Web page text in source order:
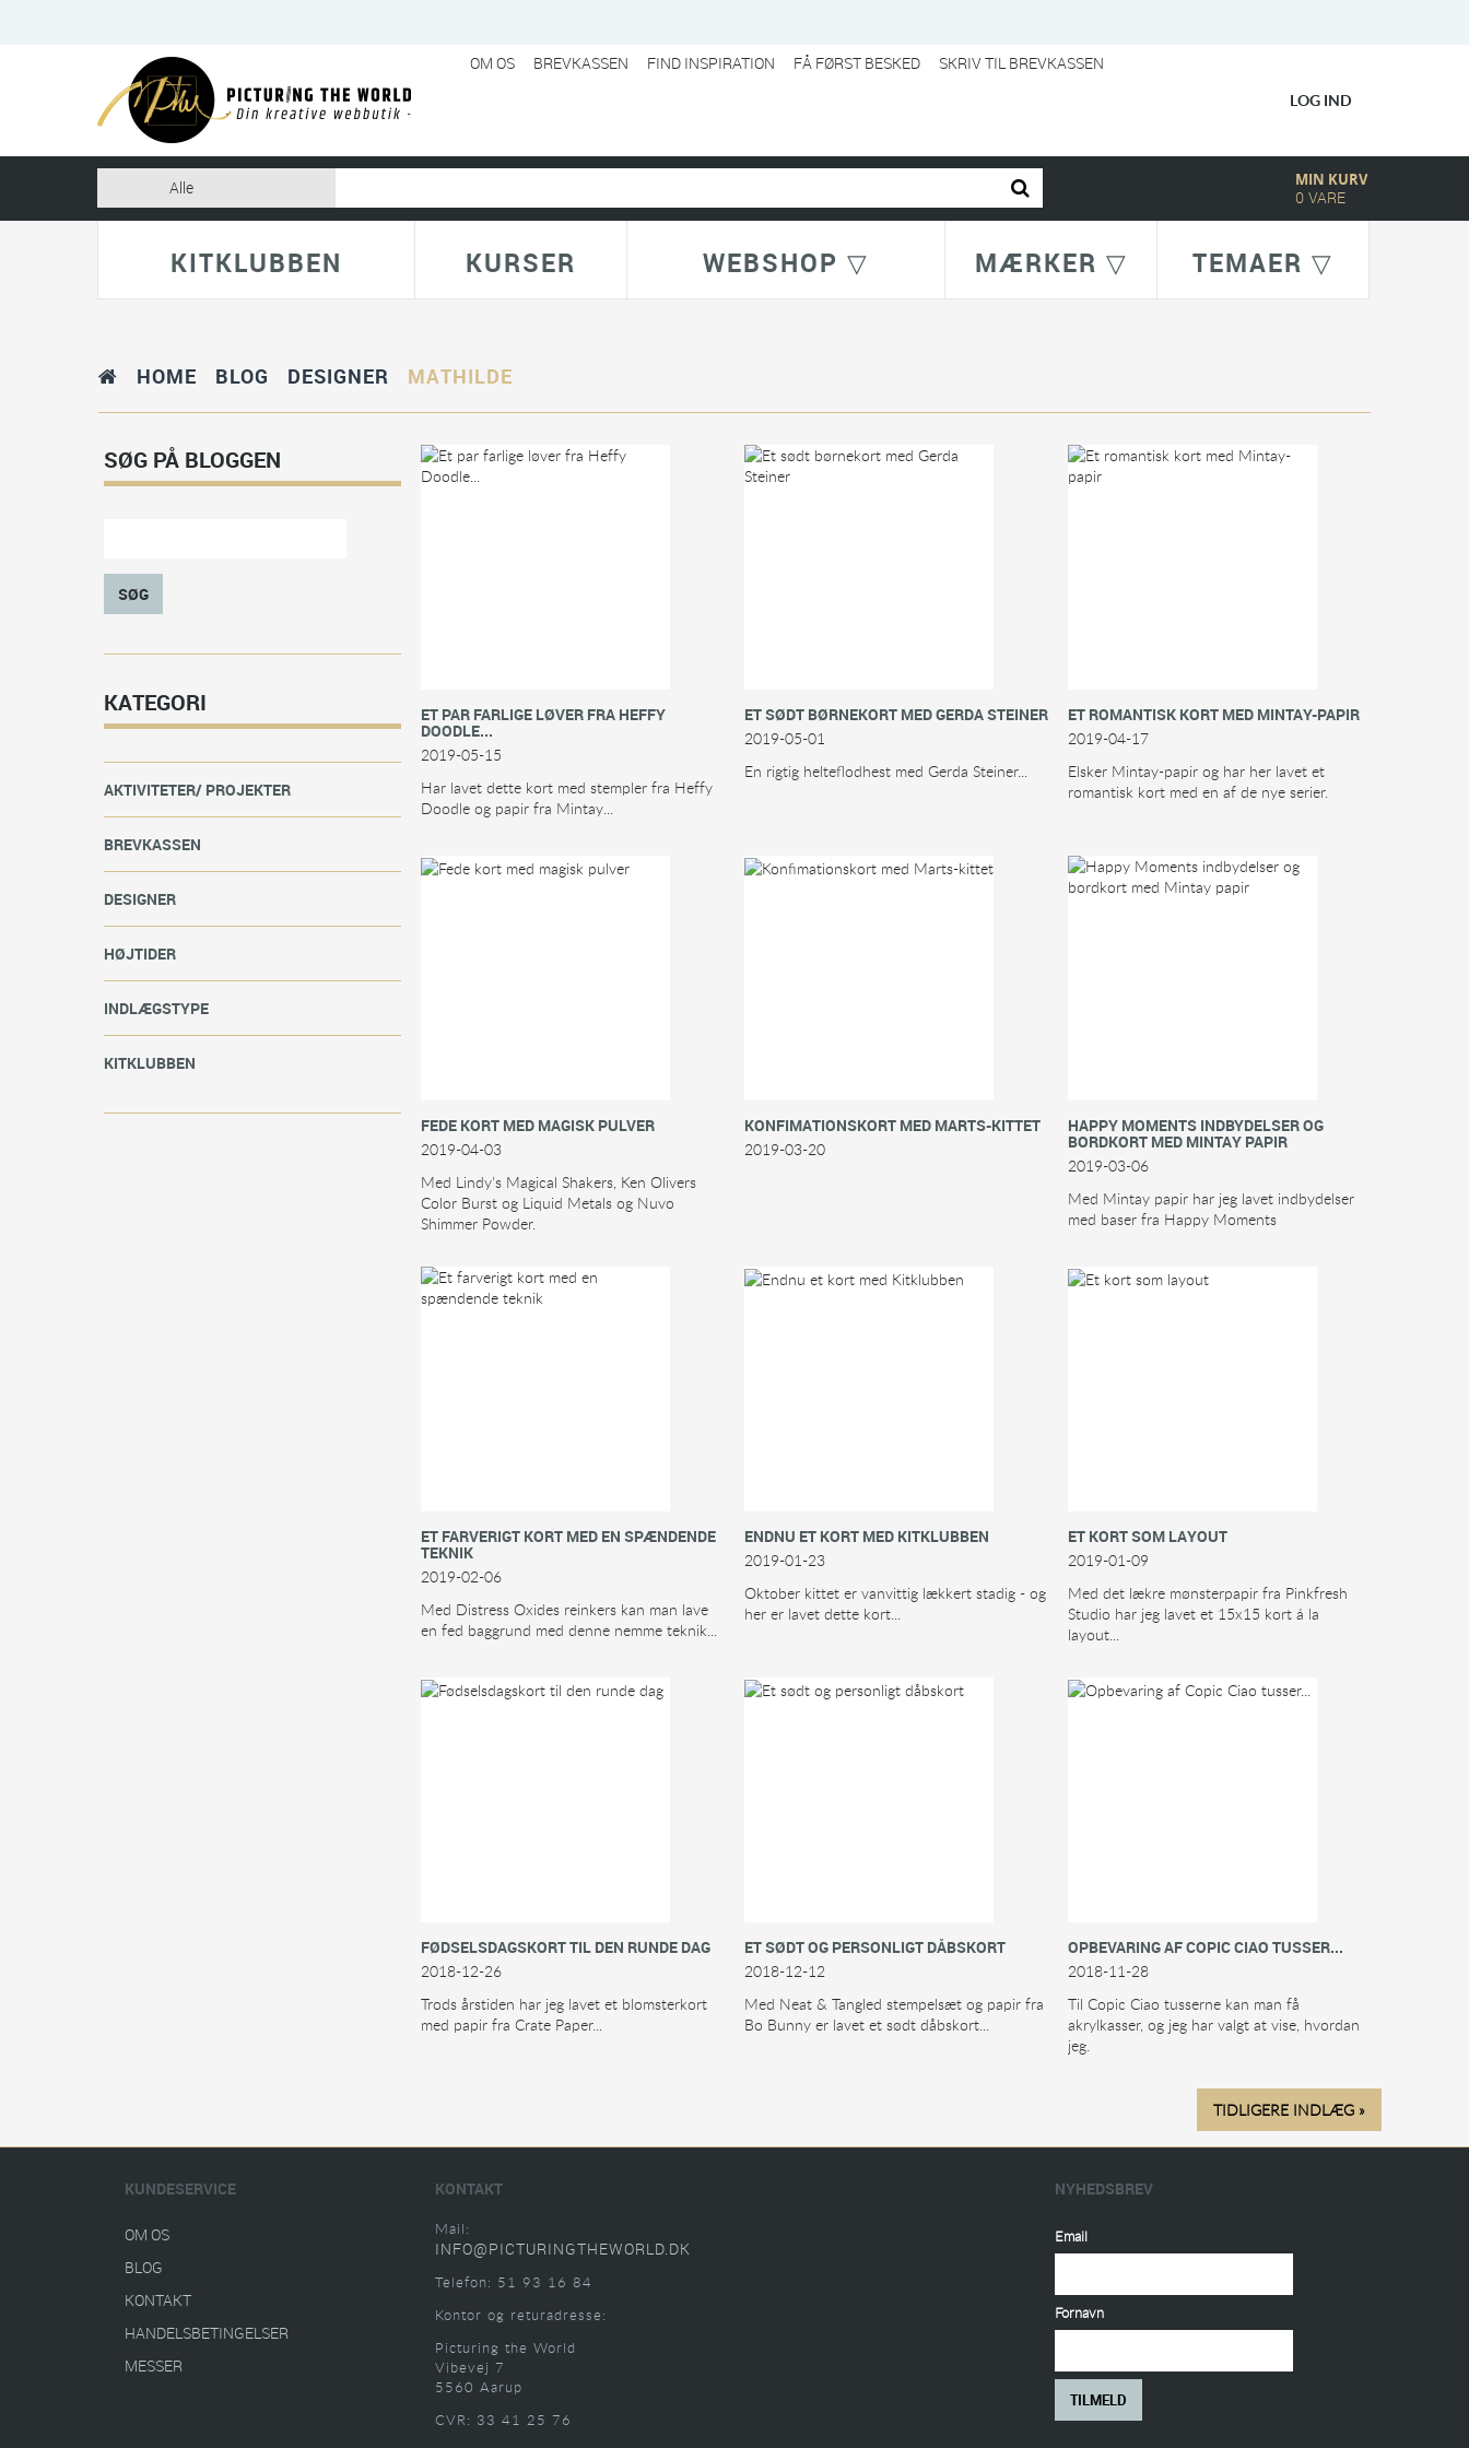
OM OS BREVKASSEN FIND INSPIRATION FÅ FØRST BESKED
SKRIV TIL BREVKASSEN
LOG IND
MIN KURV
0 VARE
KITKLUBBEN KURSER WEBSHOP ▽ MÆRKER ▽ TEMAER ▽
HOME BLOG DESIGNER MATHILDE
SØG PÅ BLOGGEN
SØG
KATEGORI
AKTIVITETER/ PROJEKTER
BREVKASSEN
DESIGNER
HØJTIDER
INDLÆGSTYPE
KITKLUBBEN
ET PAR FARLIGE LØVER FRA HEFFY
DOODLE...
2019-05-15
Har lavet dette kort med stempler fra Heffy
Doodle og papir fra Mintay...
ET SØDT BØRNEKORT MED GERDA STEINER
2019-05-01
En rigtig helteflodhest med Gerda Steiner...
ET ROMANTISK KORT MED MINTAY-PAPIR
2019-04-17
Elsker Mintay-papir og har her lavet et
romantisk kort med en af de nye serier.
FEDE KORT MED MAGISK PULVER
2019-04-03
Med Lindy's Magical Shakers, Ken Olivers
Color Burst og Liquid Metals og Nuvo
Shimmer Powder.
KONFIMATIONSKORT MED MARTS-KITTET
2019-03-20
HAPPY MOMENTS INDBYDELSER OG
BORDKORT MED MINTAY PAPIR
2019-03-06
Med Mintay papir har jeg lavet indbydelser
med baser fra Happy Moments
ET FARVERIGT KORT MED EN SPÆNDENDE
TEKNIK
2019-02-06
Med Distress Oxides reinkers kan man lave
en fed baggrund med denne nemme teknik...
ENDNU ET KORT MED KITKLUBBEN
2019-01-23
Oktober kittet er vanvittig lækkert stadig - og
her er lavet dette kort...
ET KORT SOM LAYOUT
2019-01-09
Med det lækre mønsterpapir fra Pinkfresh
Studio har jeg lavet et 15x15 kort á la
layout...
FØDSELSDAGSKORT TIL DEN RUNDE DAG
2018-12-26
Trods årstiden har jeg lavet et blomsterkort
med papir fra Crate Paper...
ET SØDT OG PERSONLIGT DÅBSKORT
2018-12-12
Med Neat & Tangled stempelsæt og papir fra
Bo Bunny er lavet et sødt dåbskort...
OPBEVARING AF COPIC CIAO TUSSER...
2018-11-28
Til Copic Ciao tusserne kan man få
akrylkasser, og jeg har valgt at vise, hvordan
jeg.
TIDLIGERE INDLÆG »
KUNDESERVICE
OM OS
BLOG
KONTAKT
HANDELSBETINGELSER
MESSER
KONTAKT
Mail:
INFO@PICTURINGTHEWORLD.DK
Telefon: 51 93 16 84
Kontor og returadresse:
Picturing the World
Vibevej 7
5560 Aarup
CVR: 33 41 25 76
NYHEDSBREV
Email
Fornavn